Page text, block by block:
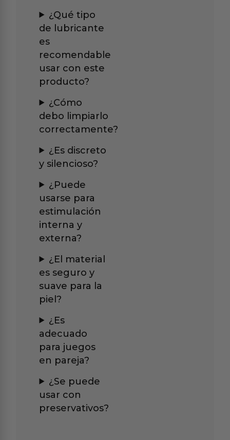
¿Qué tipo
de lubricante
es
recomendable
usar con este
producto?
¿Cómo
debo limpiarlo
correctamente?
¿Es discreto
y silencioso?
¿Puede
usarse para
estimulación
interna y
externa?
¿El material
es seguro y
suave para la
piel?
¿Es
adecuado
para juegos
en pareja?
¿Se puede
usar con
preservativos?